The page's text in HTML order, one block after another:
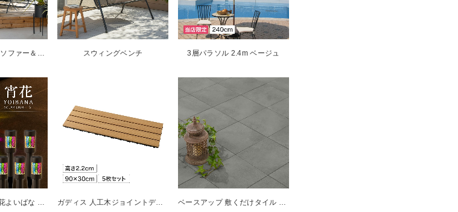
ダラス 折りたたみ ソファー＆チェアー3点セット スウィングベンチ 3層パラソル 2.4m ベージュ
ガディス 人工木ジョイントデッキ 90 ナチュラル 5枚組